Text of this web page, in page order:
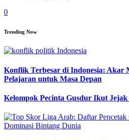
0
Trending Now
Konflik Terbesar di Indonesia: Akar
Pelajaran untuk Masa Depan
Kelompok Pecinta Gusdur Ikut Jejak